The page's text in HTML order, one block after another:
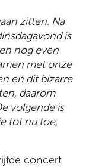
zitten. Na
is
nog even
met onze
en dit bizarre
, daarom
volgende is
tot nu toe,
concert